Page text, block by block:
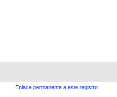
Enlace permanente a este registro